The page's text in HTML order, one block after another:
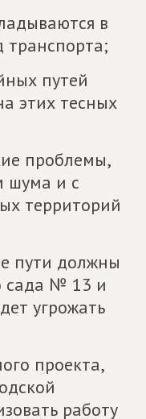
в
путей
этих тесных
проблемы,
шума и с
территорий
пути должны
сада № 13 и
угрожать
проекта,
работу